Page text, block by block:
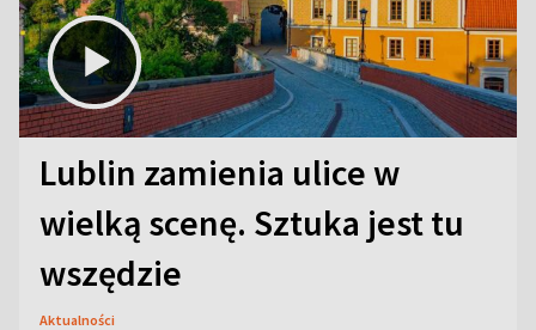
Lublin zamienia ulice w
wielką scenę. Sztuka jest tu
wszędzie
Aktualności